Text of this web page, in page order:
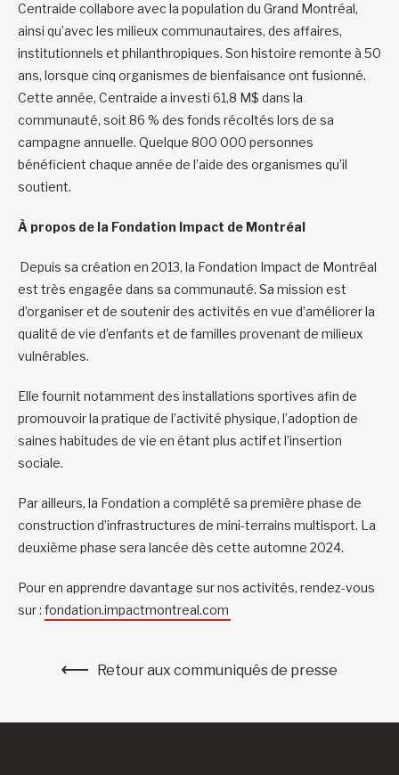
Centraide collabore avec la population du Grand Montréal,
ainsi qu’avec les milieux communautaires, des affaires,
institutionnels et philanthropiques. Son histoire remonte à 50
ans, lorsque cinq organismes de bienfaisance ont fusionné.
Cette année, Centraide a investi 61,8 M$ dans la
communauté, soit 86 % des fonds récoltés lors de sa
campagne annuelle. Quelque 800 000 personnes
bénéficient chaque année de l’aide des organismes qu’il
soutient.
À propos de la Fondation Impact de Montréal
Depuis sa création en 2013, la Fondation Impact de Montréal
est très engagée dans sa communauté. Sa mission est
d’organiser et de soutenir des activités en vue d’améliorer la
qualité de vie d’enfants et de familles provenant de milieux
vulnérables.
Elle fournit notamment des installations sportives afin de
promouvoir la pratique de l’activité physique, l’adoption de
saines habitudes de vie en étant plus actif et l’insertion
sociale.
Par ailleurs, la Fondation a complété sa première phase de
construction d’infrastructures de mini-terrains multisport. La
deuxième phase sera lancée dès cette automne 2024.
Pour en apprendre davantage sur nos activités, rendez-vous
sur : fondation.impactmontreal.com
Retour aux communiqués de presse